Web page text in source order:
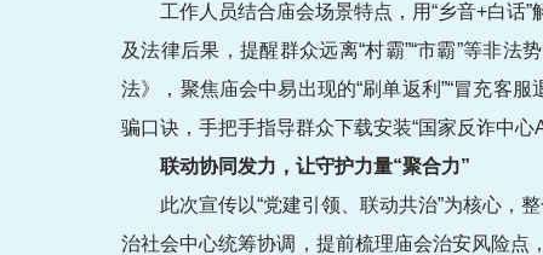
工作人员结合庙会场景特点，用“乡音+白话
及法律后果，提醒群众远离“村霸”“市霸”等非
法》，聚焦庙会中易出现的“刷单返利”“冒充客
骗口诀，手把手指导群众下载安装“国家反诈中
联动协同发力，让守护力量“聚合力”
此次宣传以“党建引领、联动共治”为核心，
治社会中心统筹协调，提前梳理庙会治安风险